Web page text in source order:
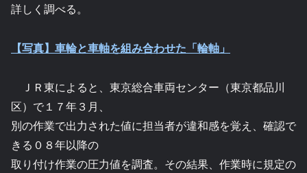
詳しく調べる。
【写真】車輪と車軸を組み合わせた「輪軸」
ＪＲ東によると、東京総合車両センター（東京都品川
区）で１７年３月、
別の作業で出力された値に担当者が違和感を覚え、確認で
きる０８年以降の
取り付け作業の圧力値を調査。その結果、作業時に規定の